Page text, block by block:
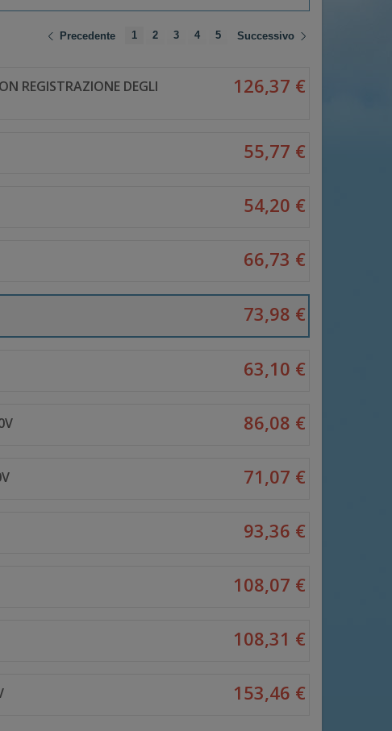
Precedente 1 2 3 4 5 Successivo
REGISTRAZIONE DEGLI
126,37 €
55,77 €
54,20 €
66,73 €
73,98 €
63,10 €
86,08 €
71,07 €
93,36 €
108,07 €
108,31 €
153,46 €